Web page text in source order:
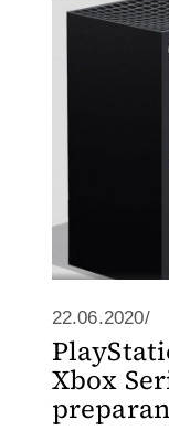
22.06.2020/
Xbox